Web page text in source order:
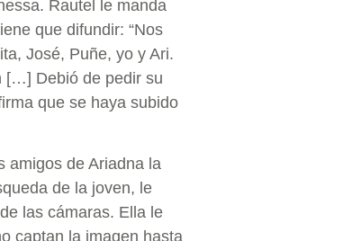
Rautel le manda
que difundir: “Nos
José, Puñe, yo y Ari.
[…] Debió de pedir su
que se haya subido
amigos de Ariadna la
de la joven, le
las cámaras. Ella le
captan la imagen hasta